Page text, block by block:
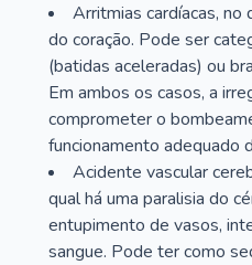
Arritmias cardíacas, no
do coração. Pode ser
(batidas aceleradas) ou
Em ambos os casos, a
comprometer o
funcionamento adequado
Acidente vascular
qual há uma paralisia do
entupimento de vasos,
sangue. Pode ter como